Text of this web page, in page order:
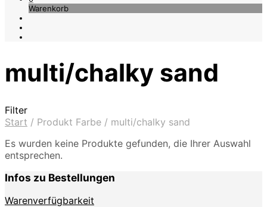
Warenkorb
multi/chalky sand
Filter
Start / Produkt Farbe / multi/chalky sand
Es wurden keine Produkte gefunden, die Ihrer Auswahl
entsprechen.
Infos zu Bestellungen
Warenverfügbarkeit